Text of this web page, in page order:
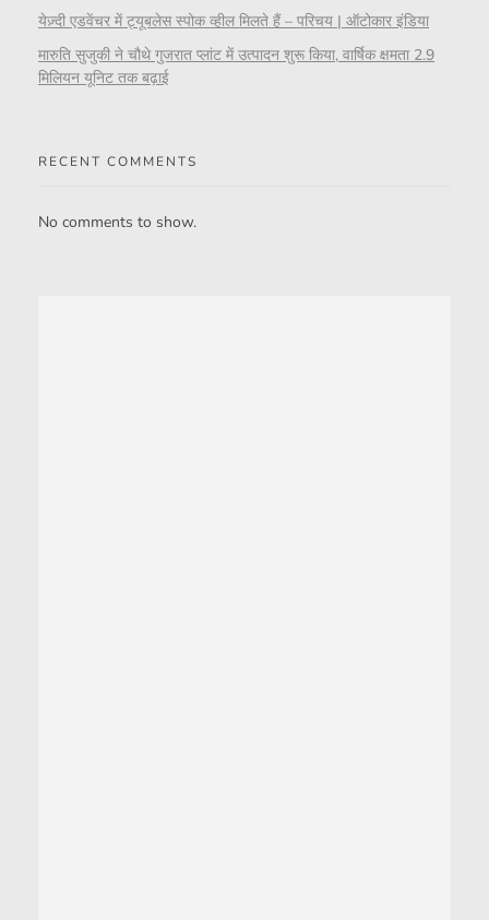
येज़्दी एडवेंचर में ट्यूबलेस स्पोक व्हील मिलते हैं – परिचय | ऑटोकार इंडिया
मारुति सुजुकी ने चौथे गुजरात प्लांट में उत्पादन शुरू किया, वार्षिक क्षमता 2.9
मिलियन यूनिट तक बढ़ाई
RECENT COMMENTS
No comments to show.